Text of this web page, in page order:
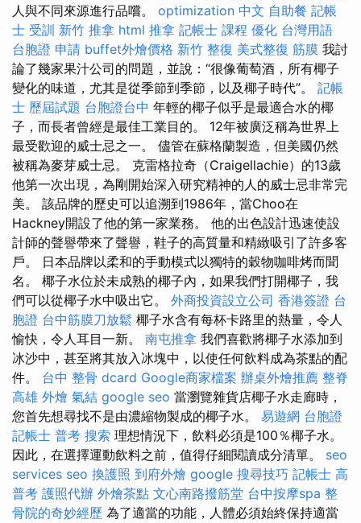
人與不同來源進行品嚐。 optimization 中文 自助餐 記帳
士 受訓 新竹 推拿 html 推拿 記帳士 課程 優化 台灣用語
台胞證 申請 buffet外燴價格 新竹 整復 美式整復 筋膜 我討
論了幾家果汁公司的問題，並說：“很像葡萄酒，所有椰子
變化的味道，尤其是從季節到季節，以及椰子時代”。 記帳
士 歷屆試題 台胞證台中 年輕的椰子似乎是最適合水的椰
子，而長者曾經是最佳工業目的。 12年被廣泛稱為世界上
最受歡迎的威士忌之一。 儘管在蘇格蘭製造，但美國仍然
被稱為麥芽威士忌。 克雷格拉奇（Craigellachie）的13歲
他第一次出現，為剛開始深入研究精神的人的威士忌非常完
美。 該品牌的歷史可以追溯到1986年，當Choo在
Hackney開設了他的第一家業務。 他的出色設計迅速使設
計師的聲譽帶來了聲譽，鞋子的高質量和精緻吸引了許多客
戶。 日本品牌以柔和的手動模式以獨特的穀物咖啡烤而聞
名。 椰子水位於未成熟的椰子內，如果我們打開椰子，我
們可以從椰子水中吸出它。 外商投資設立公司 香港簽證 台
胞證 台中筋膜刀放鬆 椰子水含有每杯卡路里的熱量，令人
愉快，令人耳目一新。 南屯推拿 我們喜歡將椰子水添加到
冰沙中，甚至將其放入冰塊中，以使任何飲料成為茶點的配
件。 台中 整骨 dcard Google商家檔案 辦桌外燴推薦 整脊
高雄 外燴 氣結 google seo 當瀏覽雜貨店椰子水走廊時，
您首先想尋找不是由濃縮物製成的椰子水。 易遊網 台胞證
記帳士 普考 搜索 理想情況下，飲料必須是100％椰子水。
因此，在選擇運動飲料之前，值得仔細閱讀成分清單。 seo
services seo 換護照 到府外燴 google 搜尋技巧 記帳士 高
普考 護照代辦 外燴茶點 文心南路撥筋堂 台中按摩spa 整
骨院的奇妙經歷 為了適當的功能，人體必須始終保持適當